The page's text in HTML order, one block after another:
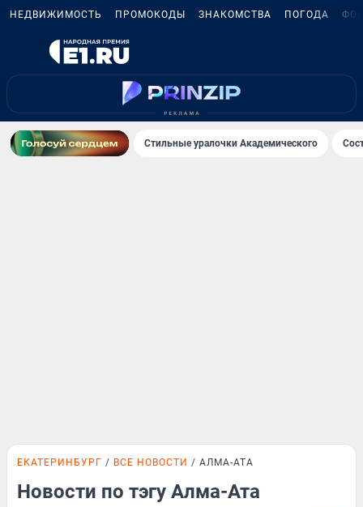
НЕДВИЖИМОСТЬ ПРОМОКОДЫ ЗНАКОМСТВА ПОГОДА
Стильные уралочки Академического
ЕКАТЕРИНБУРГ ВСЕ НОВОСТИ АЛМА-АТА
Новости по тэгу Алма-Ата